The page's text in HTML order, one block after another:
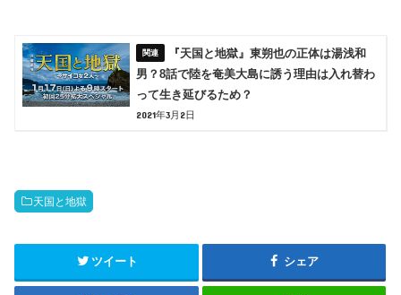
『天国と地獄』東朔也の正体は湯浅和
男？8話で陸を奄美大島に誘う理由は入れ替わ
って生き延びるため？
2021年3月2日
天国と地獄
ツイート シェア